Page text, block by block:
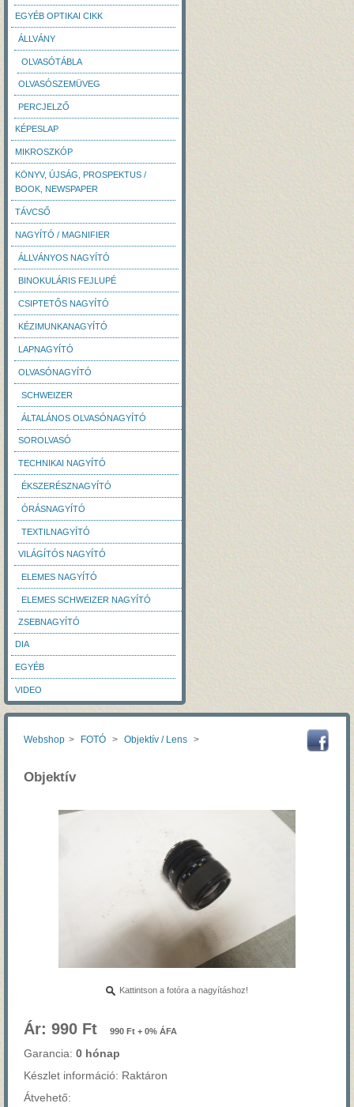
EGYÉB OPTIKAI CIKK
ÁLLVÁNY
OLVASÓTÁBLA
OLVASÓSZEMÜVEG
PERCJELZŐ
KÉPESLAP
MIKROSZKÓP
KÖNYV, ÚJSÁG, PROSPEKTUS /
BOOK, NEWSPAPER
TÁVCSŐ
NAGYÍTÓ / MAGNIFIER
ÁLLVÁNYOS NAGYÍTÓ
BINOKULÁRIS FEJLUPÉ
CSIPTETŐS NAGYÍTÓ
KÉZIMUNKANAGYÍTÓ
LAPNAGYÍTÓ
OLVASÓNAGYÍTÓ
SCHWEIZER
ÁLTALÁNOS OLVASÓNAGYÍTÓ
SOROLVASÓ
TECHNIKAI NAGYÍTÓ
ÉKSZERÉSZNAGYÍTÓ
ÓRÁSNAGYÍTÓ
TEXTILNAGYÍTÓ
VILÁGÍTÓS NAGYÍTÓ
ELEMES NAGYÍTÓ
ELEMES SCHWEIZER NAGYÍTÓ
ZSEBNAGYÍTÓ
DIA
EGYÉB
VIDEO
Webshop > FOTÓ > Objektív / Lens >
Objektív
Kattintson a fotóra a nagyításhoz!
Ár: 990 Ft 990 Ft + 0% ÁFA
Garancia: 0 hónap
Készlet információ: Raktáron
Átvehető: